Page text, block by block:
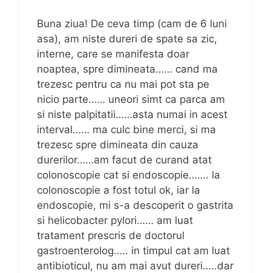
Buna ziua! De ceva timp (cam de 6 luni
asa), am niste dureri de spate sa zic,
interne, care se manifesta doar
noaptea, spre dimineata…… cand ma
trezesc pentru ca nu mai pot sta pe
nicio parte…… uneori simt ca parca am
si niste palpitatii……asta numai in acest
interval…… ma culc bine merci, si ma
trezesc spre dimineata din cauza
durerilor……am facut de curand atat
colonoscopie cat si endoscopie……. la
colonoscopie a fost totul ok, iar la
endoscopie, mi s-a descoperit o gastrita
si helicobacter pylori…… am luat
tratament prescris de doctorul
gastroenterolog….. in timpul cat am luat
antibioticul, nu am mai avut dureri…..dar